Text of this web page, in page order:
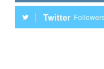
Twitter